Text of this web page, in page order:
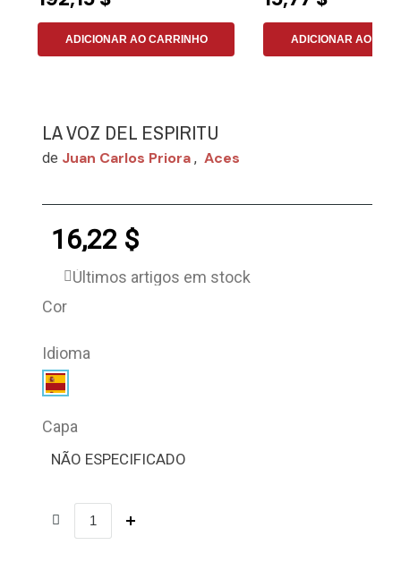
ADICIONAR AO CARRINHO ADICIONAR AO
LA VOZ DEL ESPIRITU
de Juan Carlos Priora , Aces
16,22 $
Últimos artigos em stock
Cor
Idioma
Capa
NÃO ESPECIFICADO